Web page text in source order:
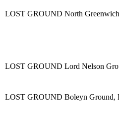
LOST GROUND North
LOST GROUND Lord Nelson
LOST GROUND Boleyn Ground,